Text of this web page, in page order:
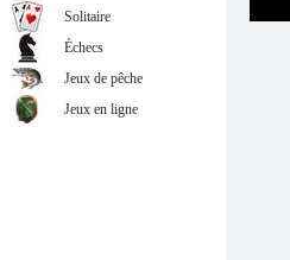
Solitaire
Échecs
Jeux de pêche
Jeux en ligne